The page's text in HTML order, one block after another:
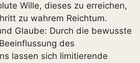
Wille, dieses zu erreichen,
zu wahrem Reichtum.
Glaube: Durch die bewusste
des
lassen sich limitierende